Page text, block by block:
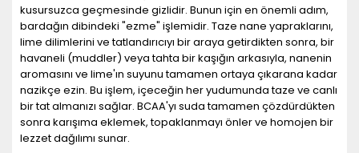
kusursuzca geçmesinde gizlidir. Bunun için en önemli adım,
bardağın dibindeki "ezme" işlemidir. Taze nane yapraklarını,
lime dilimlerini ve tatlandırıcıyı bir araya getirdikten sonra, bir
havaneli (muddler) veya tahta bir kaşığın arkasıyla, nanenin
aromasını ve lime'ın suyunu tamamen ortaya çıkarana kadar
nazikçe ezin. Bu işlem, içeceğin her yudumunda taze ve canlı
bir tat almanızı sağlar. BCAA'yı suda tamamen çözdürdükten
sonra karışıma eklemek, topaklanmayı önler ve homojen bir
lezzet dağılımı sunar.